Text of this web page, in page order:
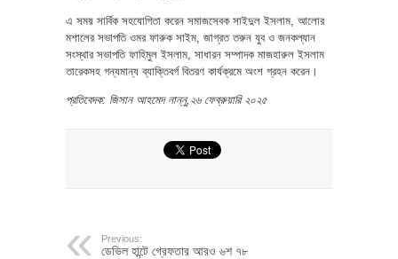
এ সময় সার্বিক সহযোগিতা করেন সমাজসেবক সাইদুল ইসলাম, আলোর
মশালের সভাপতি ওমর ফারুক সাইম, জাগ্রত তরুন যুব ও জনকল্যান
সংস্থার সভাপতি ফাহিমুল ইসলাম, সাধারন সম্পাদক মাজহারুল ইসলাম
তারেকসহ গন্যমান্য ব্যাক্তিবর্গ বিতরণ কার্যক্রমে অংশ গ্রহন করেন।
প্রতিবেদক: জিসান আহমেদ নান্নু,২৬ ফেব্রুয়ারি ২০২৫
Previous:
ডেভিল হান্টে গ্রেফতার আরও ৬শ ৭৮